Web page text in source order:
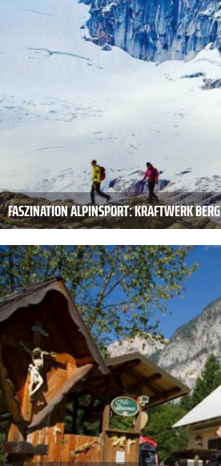
FASZINATION ALPINSPORT: KRAFTWERK BERG